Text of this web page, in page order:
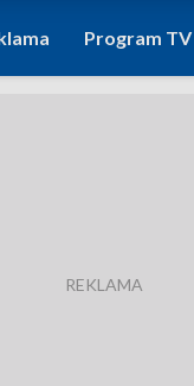
Program TV